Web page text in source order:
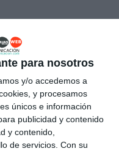
para nosotros
y/o accedemos a
y procesamos
únicos e información
publicidad y contenido
y contenido,
de servicios. Con su
‘Érase una
entrega sus
entrega a la
Nazareno la
de la Villa